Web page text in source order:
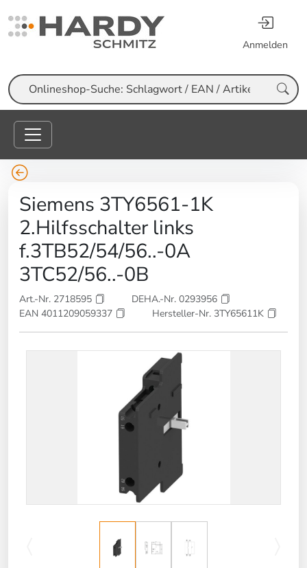
Anmelden
Suche
Siemens 3TY6561-1K
2.Hilfsschalter links
f.3TB52/54/56..-0A
3TC52/56..-0B
Art.-Nr. 2718595
DEHA.-Nr. 0293956
EAN 4011209059337
Hersteller-Nr. 3TY65611K